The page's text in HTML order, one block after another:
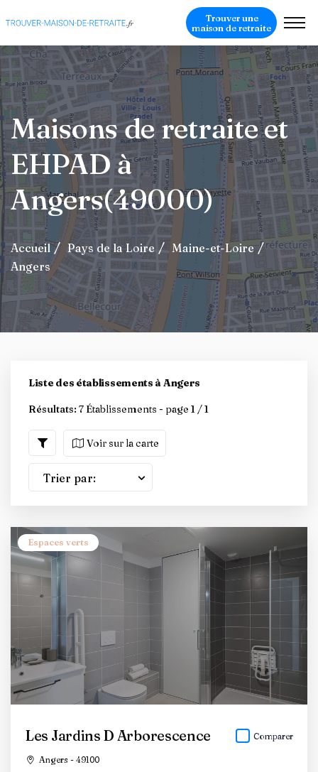
Trouver une
maison de retraite
Maisons de retraite et
EHPAD à
Angers(49000)
Accueil Pays de la Loire
Maine-et-Loire
Angers
Liste des établissements à Angers
Résultats: 7 Établissements - page 1 / 1
Voir sur la carte
Trier par:
Espaces verts
Les Jardins D Arborescence
Angers - 49100
Comparer